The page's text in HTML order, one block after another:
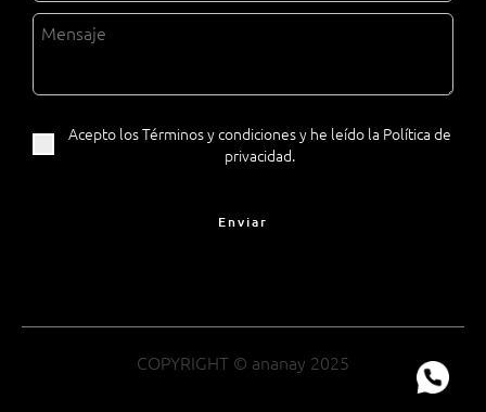
Acepto los Términos y condiciones y he leído la Política de
privacidad.
Enviar
COPYRIGHT © ananay 2025